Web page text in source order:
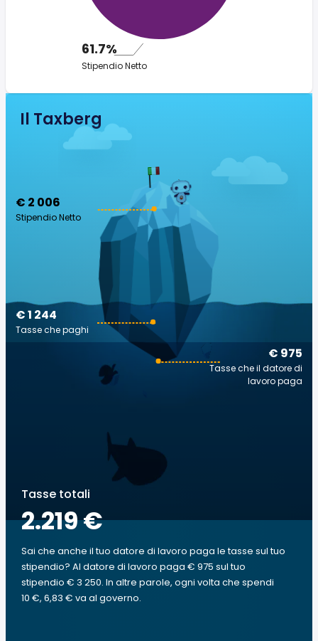
61.7%
Stipendio Netto
Il Taxberg
€ 2 006
Stipendio Netto
€ 975
Tasse che il datore di
lavoro paga
€ 1 244
Tasse che paghi
Tasse totali
2.219 €
Sai che anche il tuo datore di lavoro paga le tasse sul tuo
stipendio? Al datore di lavoro paga € 975 sul tuo
stipendio € 3 250. In altre parole, ogni volta che spendi
10 €, 6,83 € va al governo.